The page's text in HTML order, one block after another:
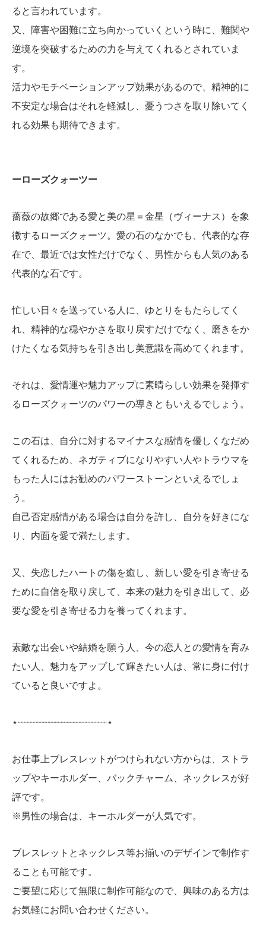
ると言われています。
又、障害や困難に立ち向かっていくという時に、難関や
逆境を突破するための力を与えてくれるとされていま
す。
活力やモチベーションアップ効果があるので、精神的に
不安定な場合はそれを軽減し、憂うつさを取り除いてく
れる効果も期待できます。
ーローズクォーツー
薔薇の故郷である愛と美の星＝金星（ヴィーナス）を象
徴するローズクォーツ。愛の石のなかでも、代表的な存
在で、最近では女性だけでなく、男性からも人気のある
代表的な石です。
忙しい日々を送っている人に、ゆとりをもたらしてく
れ、精神的な穏やかさを取り戻すだけでなく、磨きをか
けたくなる気持ちを引き出し美意識を高めてくれます。
それは、愛情運や魅力アップに素晴らしい効果を発揮す
るローズクォーツのパワーの導きともいえるでしょう。
この石は、自分に対するマイナスな感情を優しくなだめ
てくれるため、ネガティブになりやすい人やトラウマを
もった人にはお勧めのパワーストーンといえるでしょ
う。
自己否定感情がある場合は自分を許し、自分を好きにな
り、内面を愛で満たします。
又、失恋したハートの傷を癒し、新しい愛を引き寄せる
ために自信を取り戻して、本来の魅力を引き出して、必
要な愛を引き寄せる力を養ってくれます。
素敵な出会いや結婚を願う人、今の恋人との愛情を育み
たい人、魅力をアップして輝きたい人は、常に身に付け
ていると良いですよ。
⋆┈┈┈┈┈┈┈┈┈┈┈┈┈┈┈⋆
お仕事上ブレスレットがつけられない方からは、ストラ
ップやキーホルダー、バックチャーム、ネックレスが好
評です。
※男性の場合は、キーホルダーが人気です。
ブレスレットとネックレス等お揃いのデザインで制作す
ることも可能です。
ご要望に応じて無限に制作可能なので、興味のある方は
お気軽にお問い合わせください。